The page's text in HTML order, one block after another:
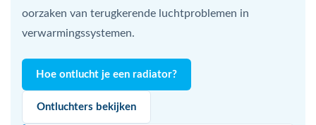
oorzaken van terugkerende luchtproblemen in
verwarmingssystemen.
Hoe ontlucht je een radiator?
Ontluchters bekijken